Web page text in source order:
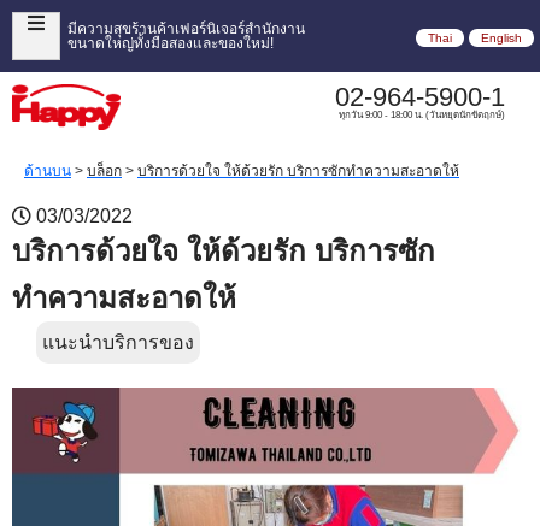
มีความสุขร้านค้าเฟอร์นิเจอร์สำนักงาน
ขนาดใหญ่ทั้งมือสองและของใหม่!
Thai English
02-964-5900-1
ทุกวัน 9:00 - 18:00 น. (วันหยุดนักขัตฤกษ์)
ด้านบน > บล็อก > บริการด้วยใจ ให้ด้วยรัก บริการซักทำความสะอาดให้
03/03/2022
บริการด้วยใจ ให้ด้วยรัก บริการซัก
ทำความสะอาดให้
แนะนำบริการของ